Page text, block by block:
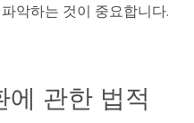
악하는 것이 중요합니다.
에 관한 법적